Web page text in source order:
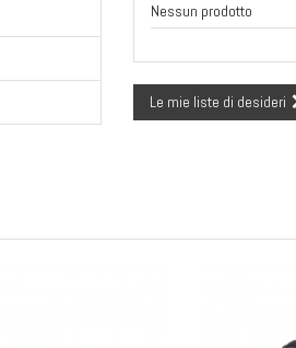
Nessun prodotto
Le mie liste di desideri